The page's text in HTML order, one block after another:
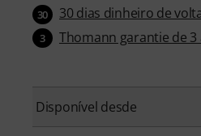
30 30 dias dinheiro de
3 Thomann garantie de 3
Disponível desde